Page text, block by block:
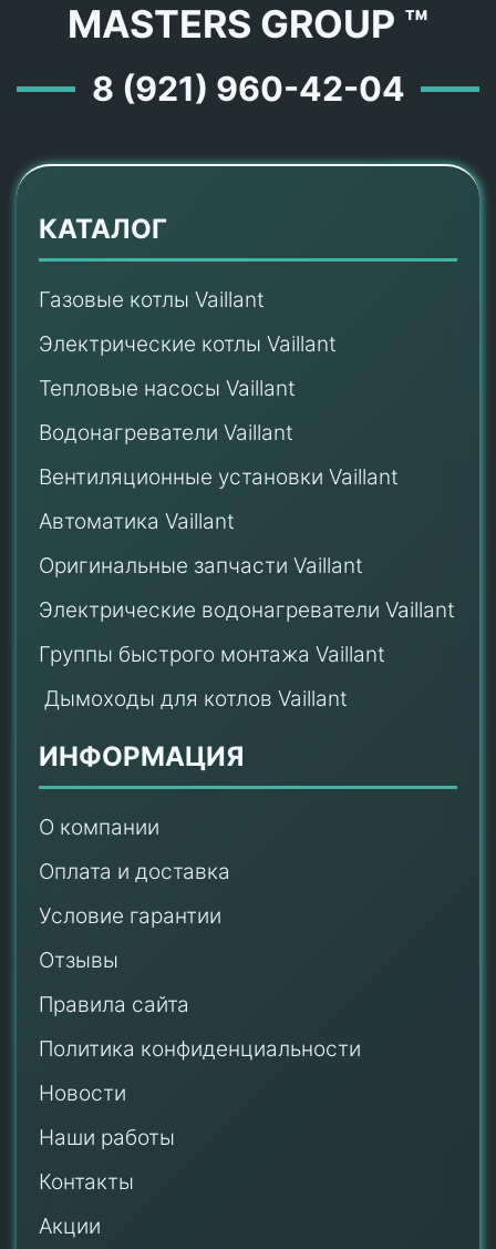
MASTERS GROUP ™
8 (921) 960-42-04
КАТАЛОГ
Газовые котлы Vaillant
Электрические котлы Vaillant
Тепловые насосы Vaillant
Водонагреватели Vaillant
Вентиляционные установки Vaillant
Автоматика Vaillant
Оригинальные запчасти Vaillant
Электрические водонагреватели Vaillant
Группы быстрого монтажа Vaillant
Дымоходы для котлов Vaillant
ИНФОРМАЦИЯ
О компании
Оплата и доставка
Условие гарантии
Отзывы
Правила сайта
Политика конфиденциальности
Новости
Наши работы
Контакты
Акции